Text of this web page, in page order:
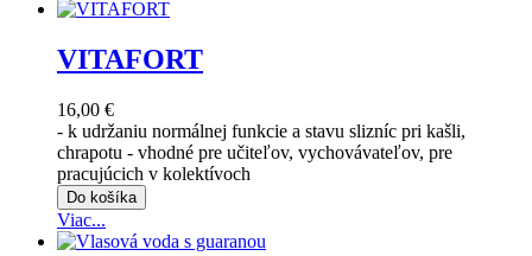
VITAFORT
16,00 €
- k udržaniu normálnej funkcie a stavu slizníc pri kašli,
chrapotu - vhodné pre učiteľov, vychovávateľov, pre
pracujúcich v kolektívoch
Do košíka
Viac...